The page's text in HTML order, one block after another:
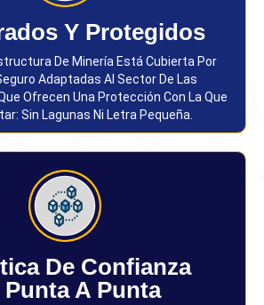
Y Protegidos
De Minería Está Cubierta Por
Adaptadas Al Sector De Las
Ofrecen Una Protección Con La Que
Sin Lagunas Ni Letra Pequeña.
De Confianza
Punta A Punta